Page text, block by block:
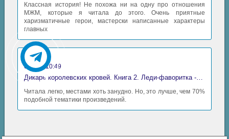
Классная история! Не похожа ни на одну про отношения
МЖМ, которые я читала до этого. Очень приятные
харизматичные герои, мастерски написанные характеры
главных
Аида
06 май 10:49
Читала легко, местами хоть занудно. Но, это лучше, чем 70%
подобной тематики произведений.